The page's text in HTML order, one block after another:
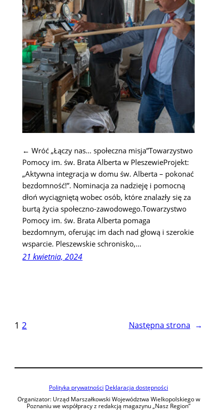
← Wróć „Łączy nas… społeczna misja”Towarzystwo
Pomocy im. św. Brata Alberta w PleszewieProjekt:
„Aktywna integracja w domu św. Alberta – pokonać
bezdomność!”. Nominacja za nadzieję i pomocną
dłoń wyciągniętą wobec osób, które znalazły się za
burtą życia społeczno-zawodowego.Towarzystwo
Pomocy im. św. Brata Alberta pomaga
bezdomnym, oferując im dach nad głową i szerokie
wsparcie. Pleszewskie schronisko,…
21 kwietnia, 2024
1 2 Następna strona →
Polityka prywatności Deklaracja dostępności
Organizator: Urząd Marszałkowski Województwa Wielkopolskiego w
Poznaniu we współpracy z redakcją magazynu „Nasz Region”